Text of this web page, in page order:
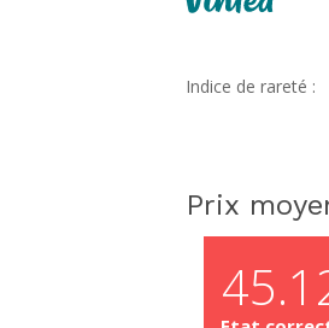
Indice de rareté :
Prix